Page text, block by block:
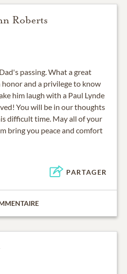
Roberts
passing. What a great
honor and a privilege to know
him laugh with a Paul Lynde
You will be in our thoughts
difficult time. May all of your
bring you peace and comfort
PARTAGER